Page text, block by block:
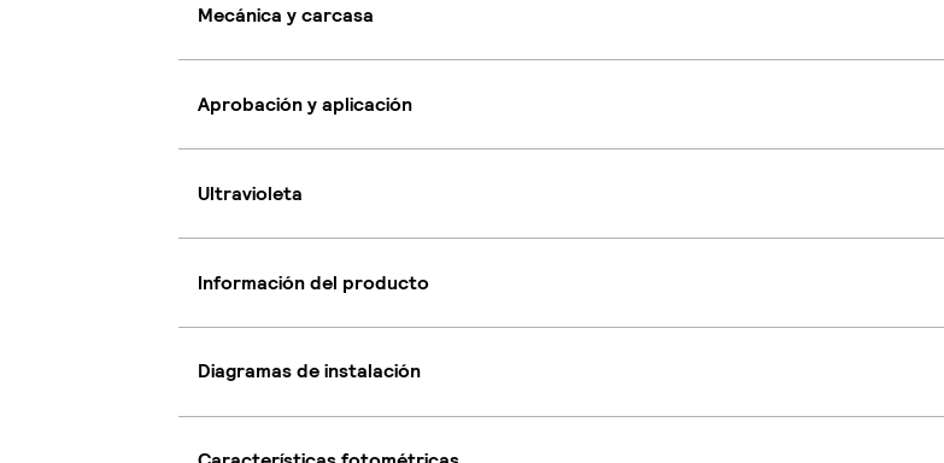
Mecánica y carcasa
Aprobación y aplicación
Ultravioleta
Información del producto
Diagramas de instalación